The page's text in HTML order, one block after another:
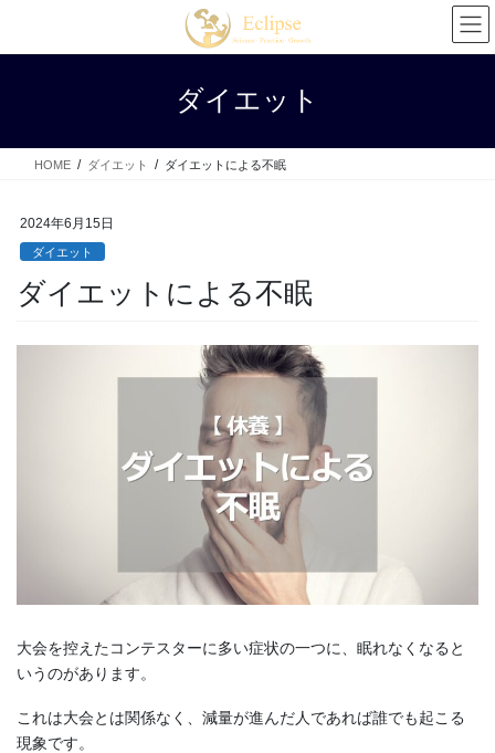
テ
ス
ゲ
ン
ダイエット
HOME ダイエット ダイエットによる不眠
2024年6月15日
ダイエット
ダイエットによる不眠
大会を控えたコンテスターに多い症状の一つに、眠れなくなると
いうのがあります。
これは大会とは関係なく、減量が進んだ人であれば誰でも起こる
現象です。